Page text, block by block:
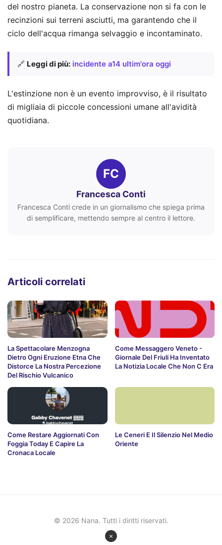
del nostro pianeta. La conservazione non si fa con le
recinzioni sui terreni asciutti, ma garantendo che il
ciclo dell'acqua rimanga selvaggio e incontaminato.
🔗 Leggi di più: incidente a14 ultim'ora oggi
L'estinzione non è un evento improvviso, è il risultato
di migliaia di piccole concessioni umane all'avidità
quotidiana.
FC
Francesca Conti
Francesca Conti crede in un giornalismo che spiega prima
di semplificare, mettendo sempre al centro il lettore.
Articoli correlati
La Spettacolare Menzogna
Dietro Ogni Eruzione Etna Che
Distorce La Nostra Percezione
Del Rischio Vulcanico
Come Messaggero Veneto -
Giornale Del Friuli Ha Inventato
La Notizia Locale Che Non C Era
Come Restare Aggiornati Con
Foggia Today E Capire La
Cronaca Locale
Le Ceneri E Il Silenzio Nel Medio
Oriente
×
© 2026 Nana. Tutti i diritti riservati.